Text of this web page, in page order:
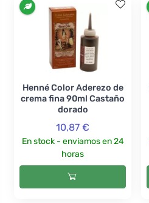
Henné Color Aderezo de
crema fina 90ml Castaño
dorado
10,87 €
En stock - enviamos en 24
horas